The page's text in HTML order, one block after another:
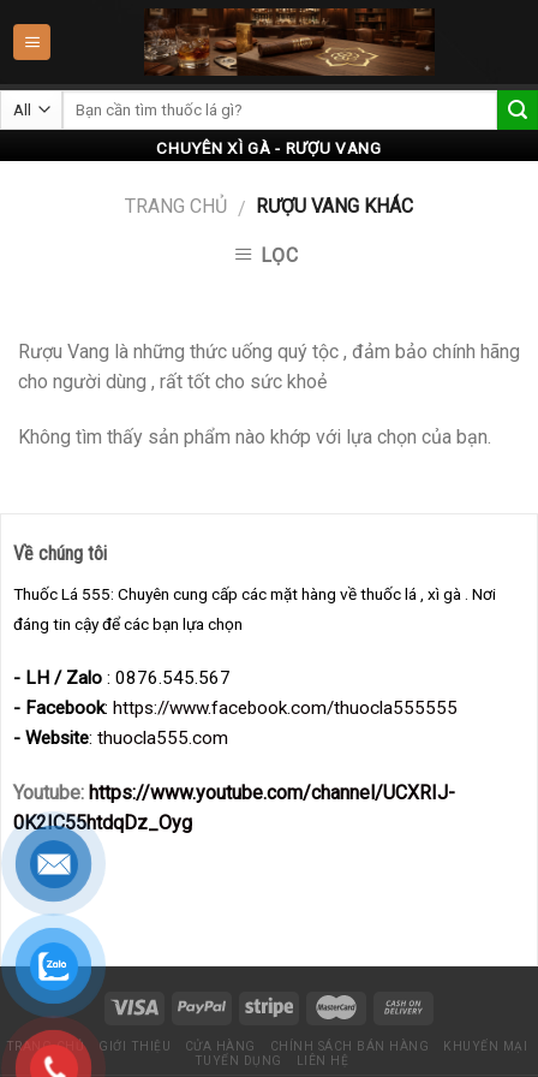
CHUYÊN XÌ GÀ - RƯỢU VANG
TRANG CHỦ / RƯỢU VANG KHÁC
LỌC
Rượu Vang là những thức uống quý tộc , đảm bảo chính hãng
cho người dùng , rất tốt cho sức khoẻ
Không tìm thấy sản phẩm nào khớp với lựa chọn của bạn.
Về chúng tôi
Thuốc Lá 555: Chuyên cung cấp các mặt hàng về thuốc lá , xì gà . Nơi
đáng tin cậy để các bạn lựa chọn
- LH / Zalo: 0876.545.567
- Facebook: https://www.facebook.com/thuocla555555
- Website: thuocla555.com
Youtube: https://www.youtube.com/channel/UCXRIJ-
0K2IC55htdqDz_Oyg
TRANG CHỦ GIỚI THIỆU CỬA HÀNG CHÍNH SÁCH BÁN HÀNG
KHUYẾN MẠI
TUYỂN DỤNG
LIÊN HỆ